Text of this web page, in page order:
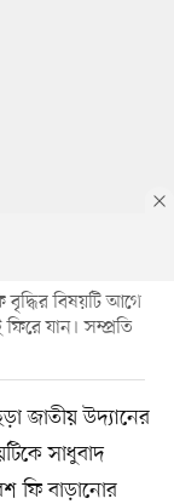
বৃদ্ধির বিষয়টি আগে
ফিরে যান। সম্প্রতি
জাতীয় উদ্যানের
সাধুবাদ
ফি বাড়ানোর